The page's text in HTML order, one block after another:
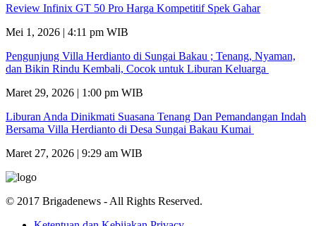
Review Infinix GT 50 Pro Harga Kompetitif Spek Gahar
Mei 1, 2026 | 4:11 pm WIB
Pengunjung Villa Herdianto di Sungai Bakau ; Tenang, Nyaman,
dan Bikin Rindu Kembali, Cocok untuk Liburan Keluarga
Maret 29, 2026 | 1:00 pm WIB
Liburan Anda Dinikmati Suasana Tenang Dan Pemandangan Indah
Bersama Villa Herdianto di Desa Sungai Bakau Kumai
Maret 27, 2026 | 9:29 am WIB
© 2017 Brigadenews - All Rights Reserved.